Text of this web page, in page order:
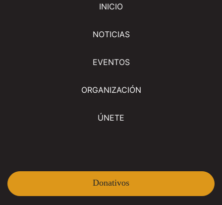
INICIO
NOTICIAS
EVENTOS
ORGANIZACIÓN
ÚNETE
Donativos